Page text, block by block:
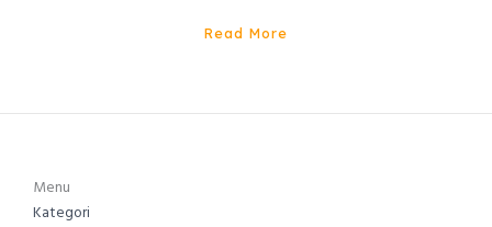
Read More
Menu
Kategori